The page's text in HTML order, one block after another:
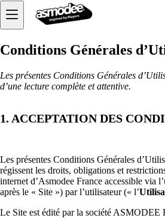
Conditions Générales
Les présentes Conditions Générales
d’une lecture complète et attentive.
1. ACCEPTATION DES
Les présentes Conditions Générales
régissent les droits, obligations et
internet d’Asmodee France accessible via
après le « Site ») par l’utilisateur (« l’
Le Site est édité par la société